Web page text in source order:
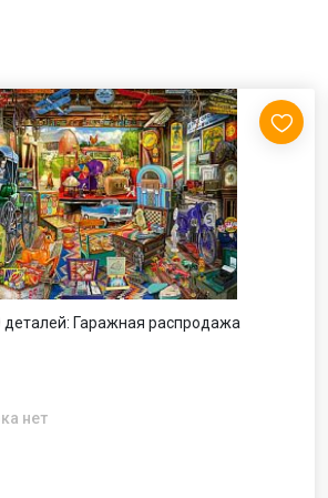
деталей: Гаражная распродажа
нет